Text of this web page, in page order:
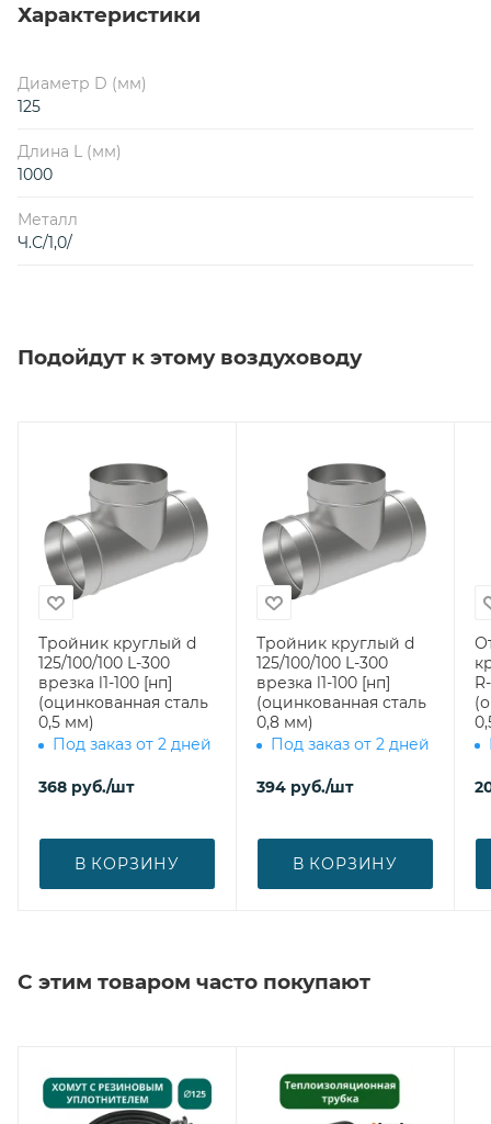
Характеристики
Диаметр D (мм)
125
Длина L (мм)
1000
Металл
Ч.С/1,0/
Подойдут к этому воздуховоду
Тройник круглый d
125/100/100 L-300
врезка l1-100 [нп]
(оцинкованная сталь
0,5 мм)
Под заказ от 2 дней
368 руб./шт
В КОРЗИНУ
Тройник круглый d
125/100/100 L-300
врезка l1-100 [нп]
(оцинкованная сталь
0,8 мм)
Под заказ от 2 дней
394 руб./шт
В КОРЗИНУ
С этим товаром часто покупают